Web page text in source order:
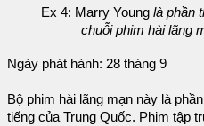
Ex 4: Marry Young là phần
chuỗi phim hài lãng
Ngày phát hành: 28 tháng 9
Bộ phim hài lãng mạn này là
tiếng của Trung Quốc. Phim tập